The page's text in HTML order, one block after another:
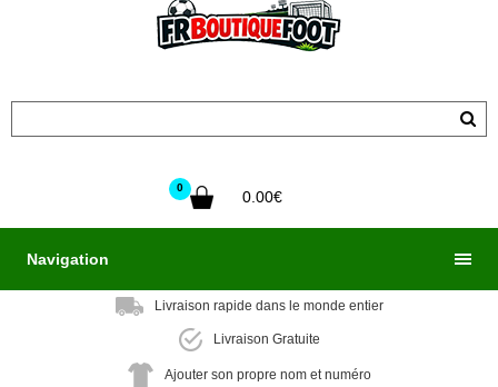
0
0.00€
Navigation
Livraison rapide dans le monde entier
Livraison Gratuite
Ajouter son propre nom et numéro